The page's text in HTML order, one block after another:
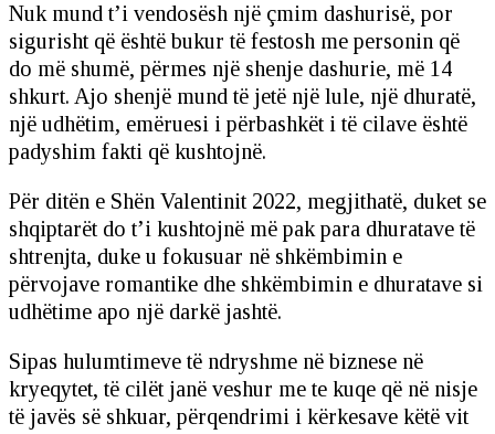
Nuk mund t’i vendosësh një çmim dashurisë, por
sigurisht që është bukur të festosh me personin që
do më shumë, përmes një shenje dashurie, më 14
shkurt. Ajo shenjë mund të jetë një lule, një dhuratë,
një udhëtim, emëruesi i përbashkët i të cilave është
padyshim fakti që kushtojnë.
Për ditën e Shën Valentinit 2022, megjithatë, duket se
shqiptarët do t’i kushtojnë më pak para dhuratave të
shtrenjta, duke u fokusuar në shkëmbimin e
përvojave romantike dhe shkëmbimin e dhuratave si
udhëtime apo një darkë jashtë.
Sipas hulumtimeve të ndryshme në biznese në
kryeqytet, të cilët janë veshur me te kuqe që në nisje
të javës së shkuar, përqendrimi i kërkesave këtë vit